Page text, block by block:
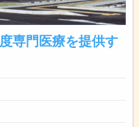
専門医療を提供す